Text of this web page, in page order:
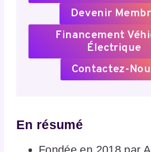
Devenir
Financement
Électrique
Contactez-
En résumé